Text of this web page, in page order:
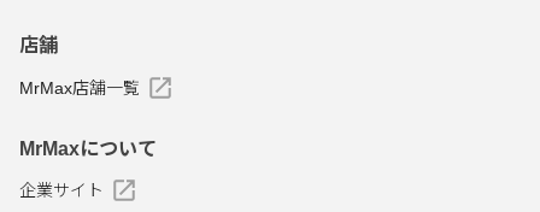
店舗
MrMax店舗一覧
MrMaxについて
企業サイト